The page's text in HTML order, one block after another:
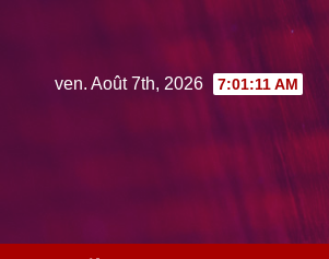
contentven. Août 7th, 2026 7:01:12 AM